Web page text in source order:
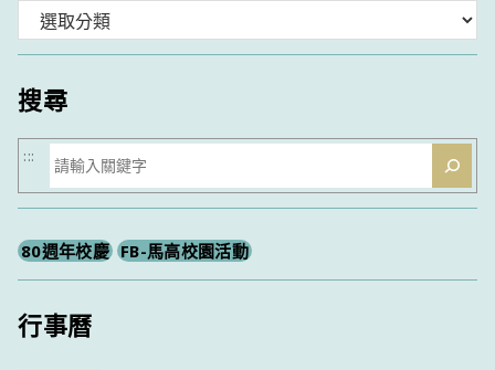
類
搜尋
搜
尋
:::
80週年校慶 FB-馬高校園活動
行事曆